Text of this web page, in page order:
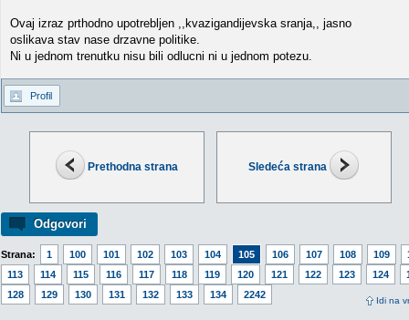
Prethodna strana Sledeća strana
Odgovori
Strana: 1 100 101 102 103 104 105 106 107 108 109
113
114 115 116 117 118 119 120 121 122 123 124
128
129 130 131 132 133 134 2242
Idi na
Ovaj izraz prthodno upotrebljen ,,kvazigandijevska sranja,, jasno
oslikava stav nase drzavne politike.
Ni u jednom trenutku nisu bili odlucni ni u jednom potezu.
Profil